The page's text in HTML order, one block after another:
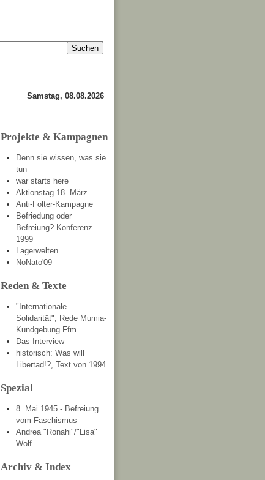
Samstag, 08.08.2026
Projekte & Kampagnen
Denn sie wissen, was sie
tun
war starts here
Aktionstag 18. März
Anti-Folter-Kampagne
Befriedung oder
Befreiung? Konferenz
1999
Lagerwelten
NoNato'09
Reden & Texte
"Internationale
Solidarität", Rede Mumia-
Kundgebung Ffm
Das Interview
historisch: Was will
Libertad!?, Text von 1994
Spezial
8. Mai 1945 - Befreiung
vom Faschismus
Andrea "Ronahi"/"Lisa"
Wolf
Archiv & Index